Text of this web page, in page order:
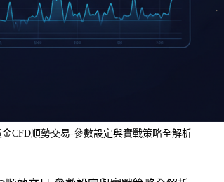
CFD順勢交易-參數設定與實戰策略全解析